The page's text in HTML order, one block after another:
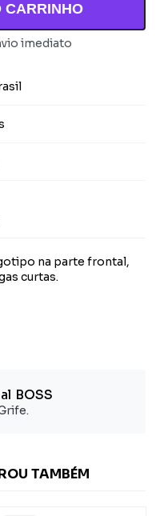
CARRINHO
imediato
na parte frontal,
curtas.
BOSS
TAMBÉM